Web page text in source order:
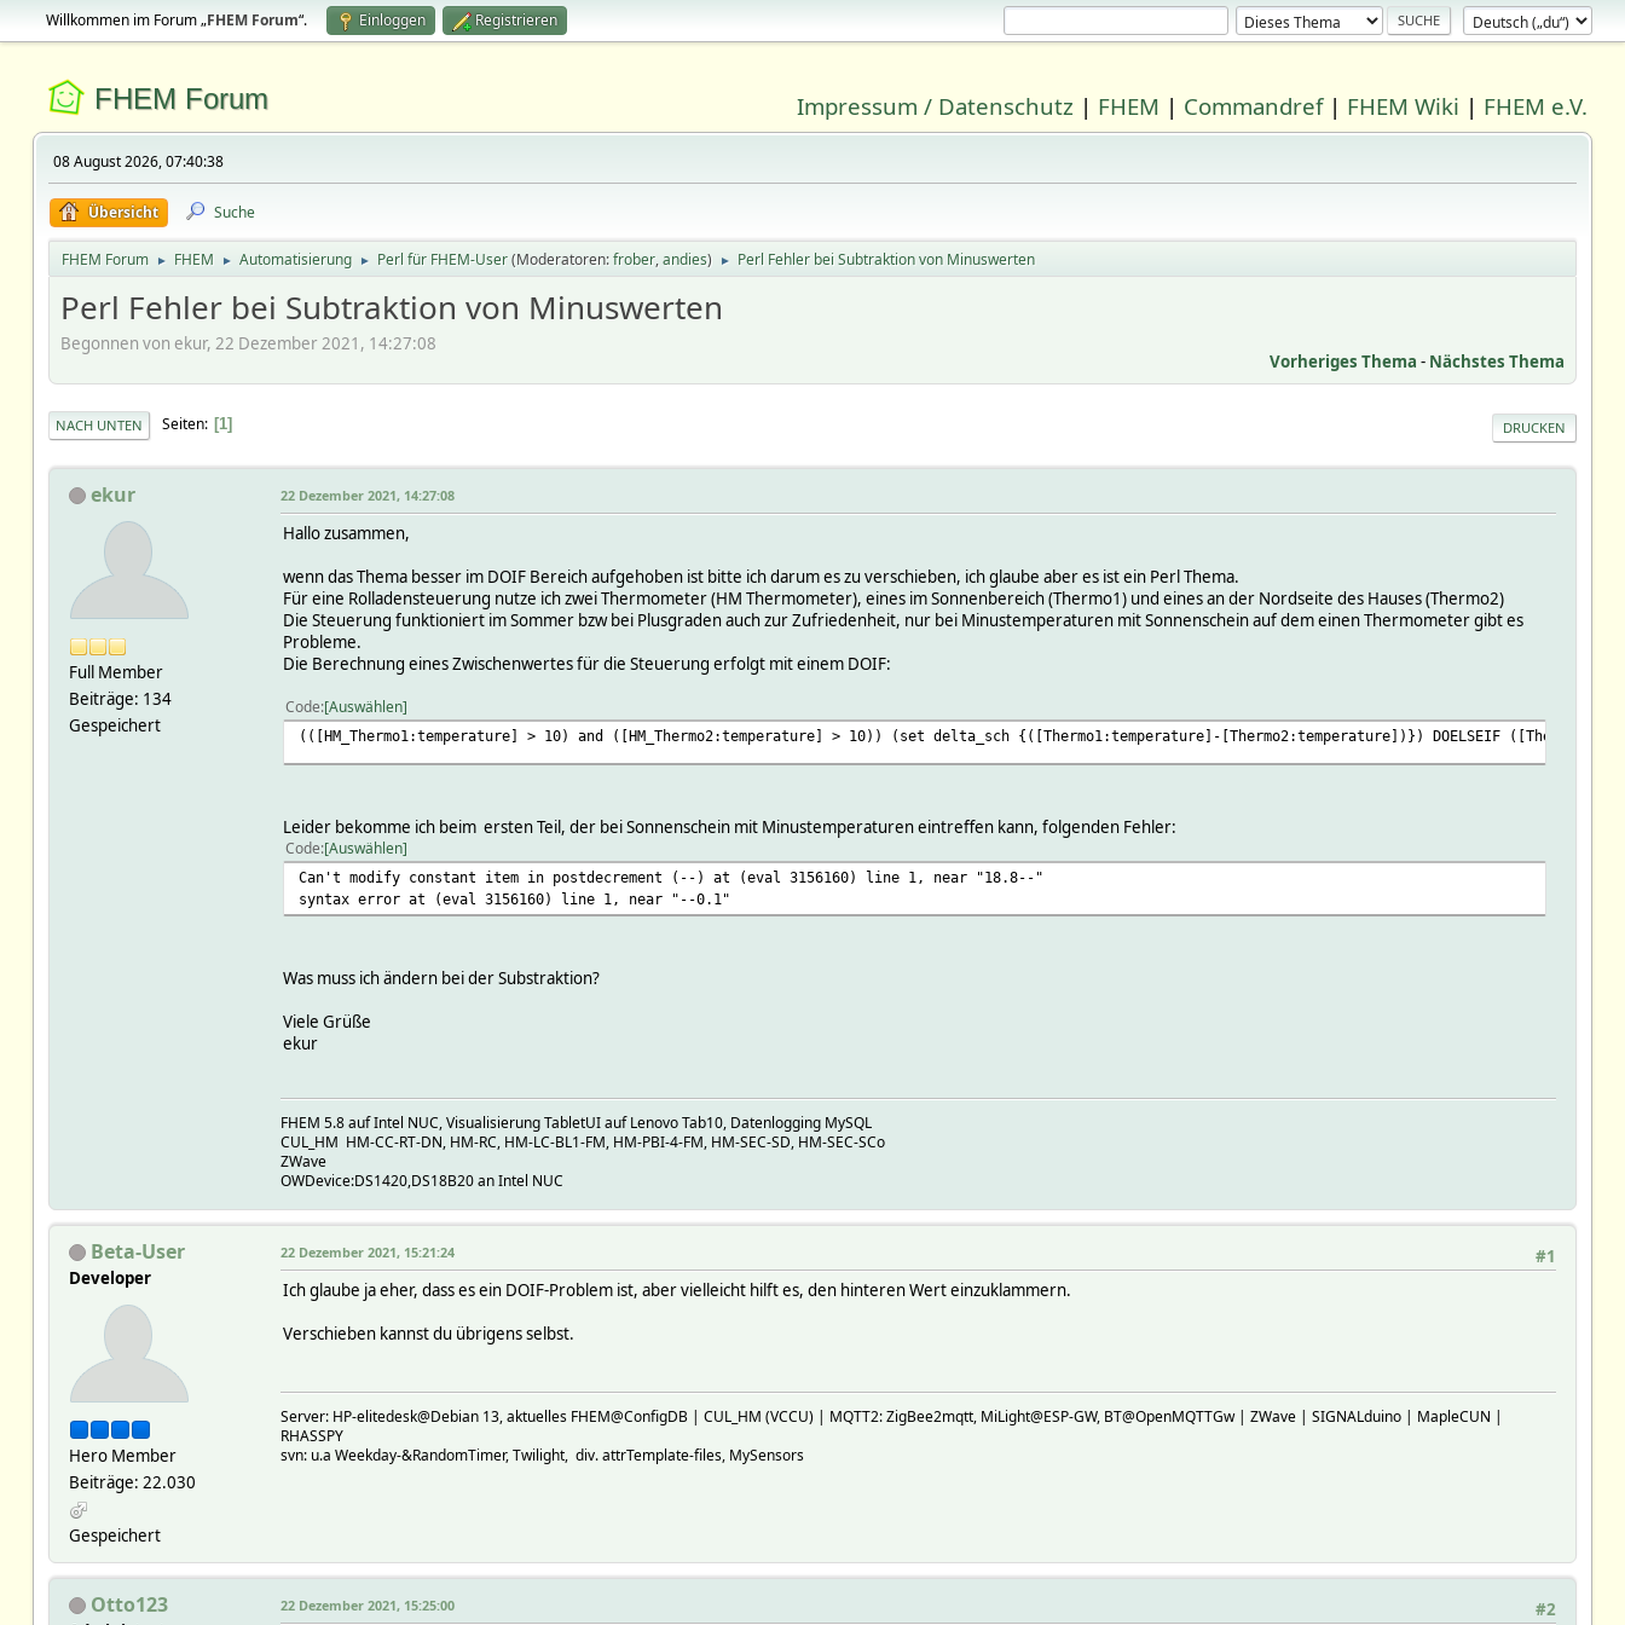
Willkommen im Forum „FHEM Forum“. Einloggen Registrieren
FHEM Forum Impressum / Datenschutz | FHEM | Commandref| FHEM Wiki | FHEM e.V.
08 August 2026, 07:40:38
Übersicht Suche
FHEM Forum ► FHEM ► Automatisierung ► Perl für FHEM-User(Moderatoren:frober,andies) ► Perl Fehler bei Subtraktion von Minuswerten
Perl Fehler bei Subtraktion von Minuswerten
Begonnen von ekur, 22 Dezember 2021, 14:27:08
Vorheriges Thema - Nächstes Thema
DRUCKEN
NACH UNTEN Seiten 1
ekur
Full Member
Beiträge: 134
Gespeichert
22 Dezember 2021, 14:27:08
Hallo zusammen,
wenn das Thema besser im DOIF Bereich aufgehoben ist bitte ich darum es zu verschieben, ich glaube aber es ist ein Perl Thema.
Für eine Rolladensteuerung nutze ich zwei Thermometer (HM Thermometer), eines im Sonnenbereich (Thermo1) und eines an der Nordseite des Hauses (Thermo2)
Die Steuerung funktioniert im Sommer bzw bei Plusgraden auch zur Zufriedenheit, nur bei Minustemperaturen mit Sonnenschein auf dem einen Thermometer gibt es
Probleme.
Die Berechnung eines Zwischenwertes für die Steuerung erfolgt mit einem DOIF:
Code Auswählen
(([HM_Thermo1:temperature] > 10) and ([HM_Thermo2:temperature] > 10)) (set delta_sch {([Thermo1:temperature]-[Thermo2:temperature])}) DOELSEIF
Leider bekomme ich beim ersten Teil, der bei Sonnenschein mit Minustemperaturen eintreffen kann, folgenden Fehler:
Code Auswählen
Can't modify constant item in postdecrement (--) at (eval 3156160) line 1, near "18.8--"
syntax error at (eval 3156160) line 1, near "--0.1"
Was muss ich ändern bei der Substraktion?
Viele Grüße
ekur
FHEM 5.8 auf Intel NUC, Visualisierung TabletUI auf Lenovo Tab10, Datenlogging MySQL
CUL_HM HM-CC-RT-DN, HM-RC, HM-LC-BL1-FM, HM-PBI-4-FM, HM-SEC-SD, HM-SEC-SCo
ZWave
OWDevice:DS1420,DS18B20 an Intel NUC
Beta-User
Developer
Hero Member
Beiträge: 22.030
Gespeichert
#1
22 Dezember 2021, 15:21:24
Ich glaube ja eher, dass es ein DOIF-Problem ist, aber vielleicht hilft es, den hinteren Wert einzuklammern.
Verschieben kannst du übrigens selbst.
Server: HP-elitedesk@Debian 13, aktuelles FHEM@ConfigDB | CUL_HM (VCCU) | MQTT2: ZigBee2mqtt, MiLight@ESP-GW, BT@OpenMQTTGw | ZWave | SIGNALduino | MapleCUN |
RHASSPY
svn: u.a Weekday-&RandomTimer, Twilight, div. attrTemplate-files, MySensors
Otto123 #2
22 Dezember 2021, 15:25:00